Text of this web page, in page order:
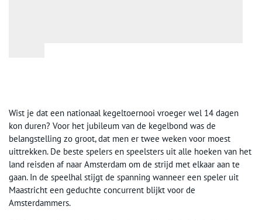
Wist je dat een nationaal kegeltoernooi vroeger wel 14 dagen
kon duren? Voor het jubileum van de kegelbond was de
belangstelling zo groot, dat men er twee weken voor moest
uittrekken. De beste spelers en speelsters uit alle hoeken van het
land reisden af naar Amsterdam om de strijd met elkaar aan te
gaan. In de speelhal stijgt de spanning wanneer een speler uit
Maastricht een geduchte concurrent blijkt voor de
Amsterdammers.